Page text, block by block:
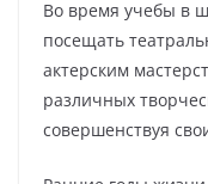
Во время учебы в
посещать
актерским
различных
совершенствуя